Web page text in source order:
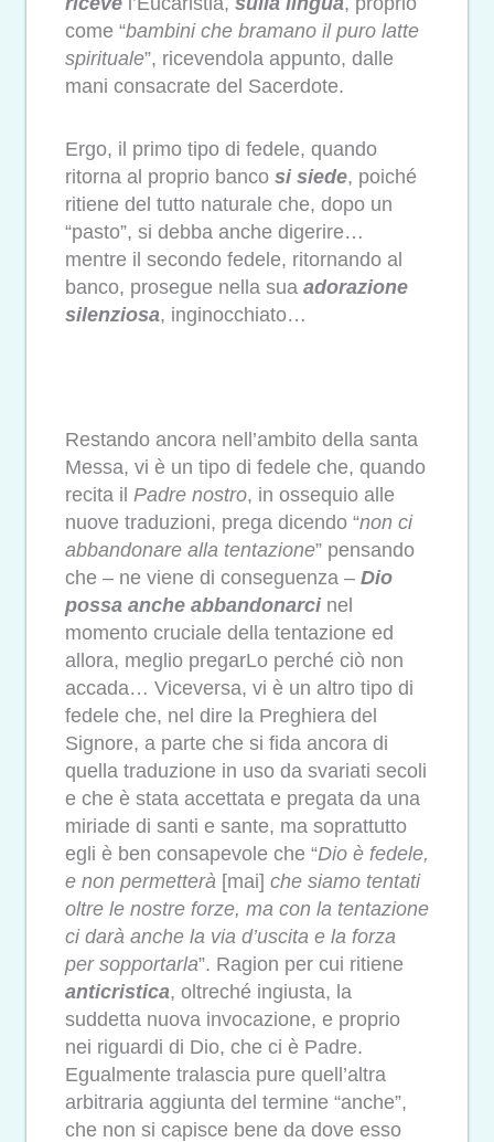
come “bambini che bramano il puro latte
spirituale”, ricevendola appunto, dalle
mani consacrate del Sacerdote.
Ergo, il primo tipo di fedele, quando
ritorna al proprio banco si siede, poiché
ritiene del tutto naturale che, dopo un
“pasto”, si debba anche digerire…
mentre il secondo fedele, ritornando al
banco, prosegue nella sua adorazione
silenziosa, inginocchiato…
Restando ancora nell’ambito della santa
Messa, vi è un tipo di fedele che, quando
recita il Padre nostro, in ossequio alle
nuove traduzioni, prega dicendo “non ci
abbandonare alla tentazione” pensando
che – ne viene di conseguenza – Dio
possa anche abbandonarci nel
momento cruciale della tentazione ed
allora, meglio pregarLo perché ciò non
accada… Viceversa, vi è un altro tipo di
fedele che, nel dire la Preghiera del
Signore, a parte che si fida ancora di
quella traduzione in uso da svariati secoli
e che è stata accettata e pregata da una
miriade di santi e sante, ma soprattutto
egli è ben consapevole che “Dio è fedele,
e non permetterà [mai] che siamo tentati
oltre le nostre forze, ma con la tentazione
ci darà anche la via d’uscita e la forza
per sopportarla”. Ragion per cui ritiene
anticristica, oltreché ingiusta, la
suddetta nuova invocazione, e proprio
nei riguardi di Dio, che ci è Padre.
Egualmente tralascia pure quell’altra
arbitraria aggiunta del termine “anche”,
che non si capisce bene da dove esso